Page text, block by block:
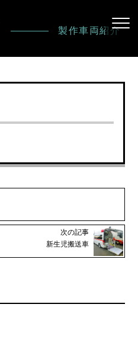
製作車両紹介
次の記事
新生児搬送車